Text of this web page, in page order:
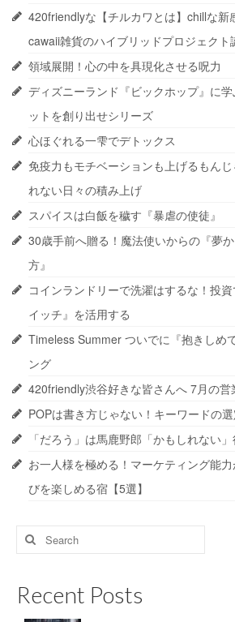
420friendlyな【チルカワとは】chillな新
cawaii雑貨のハイブリッドプロジェクト
領域展開！心の中を具現化させる呪力
ディズニーランド『ビックホップ』に
ットを創り出せシリーズ
心ほぐれる一雫でデトックス
免疫力もモチベーションも上げるもん
れない日々の積み上げ
スパイスは白飯を穢す『暴虐の使徒』
30歳手前へ贈る！魔法使いからの『夢
方』
コインランドリーで洗濯はするな！投
イッチ』を活用する
Timeless Summer ついでに『抱きしめ
ング
420friendly渋谷好きな皆さんへ 7月の営
POPは書き方じゃない！キーワードの
「だろう」は馬鹿野郎「かもしれない
お一人様を極める！マーケティング能
びを楽しめる宿【5選】
Search
for:
Recent Posts